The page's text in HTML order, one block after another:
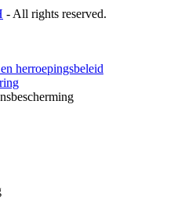
- All rights reserved.
herroepingsbeleid